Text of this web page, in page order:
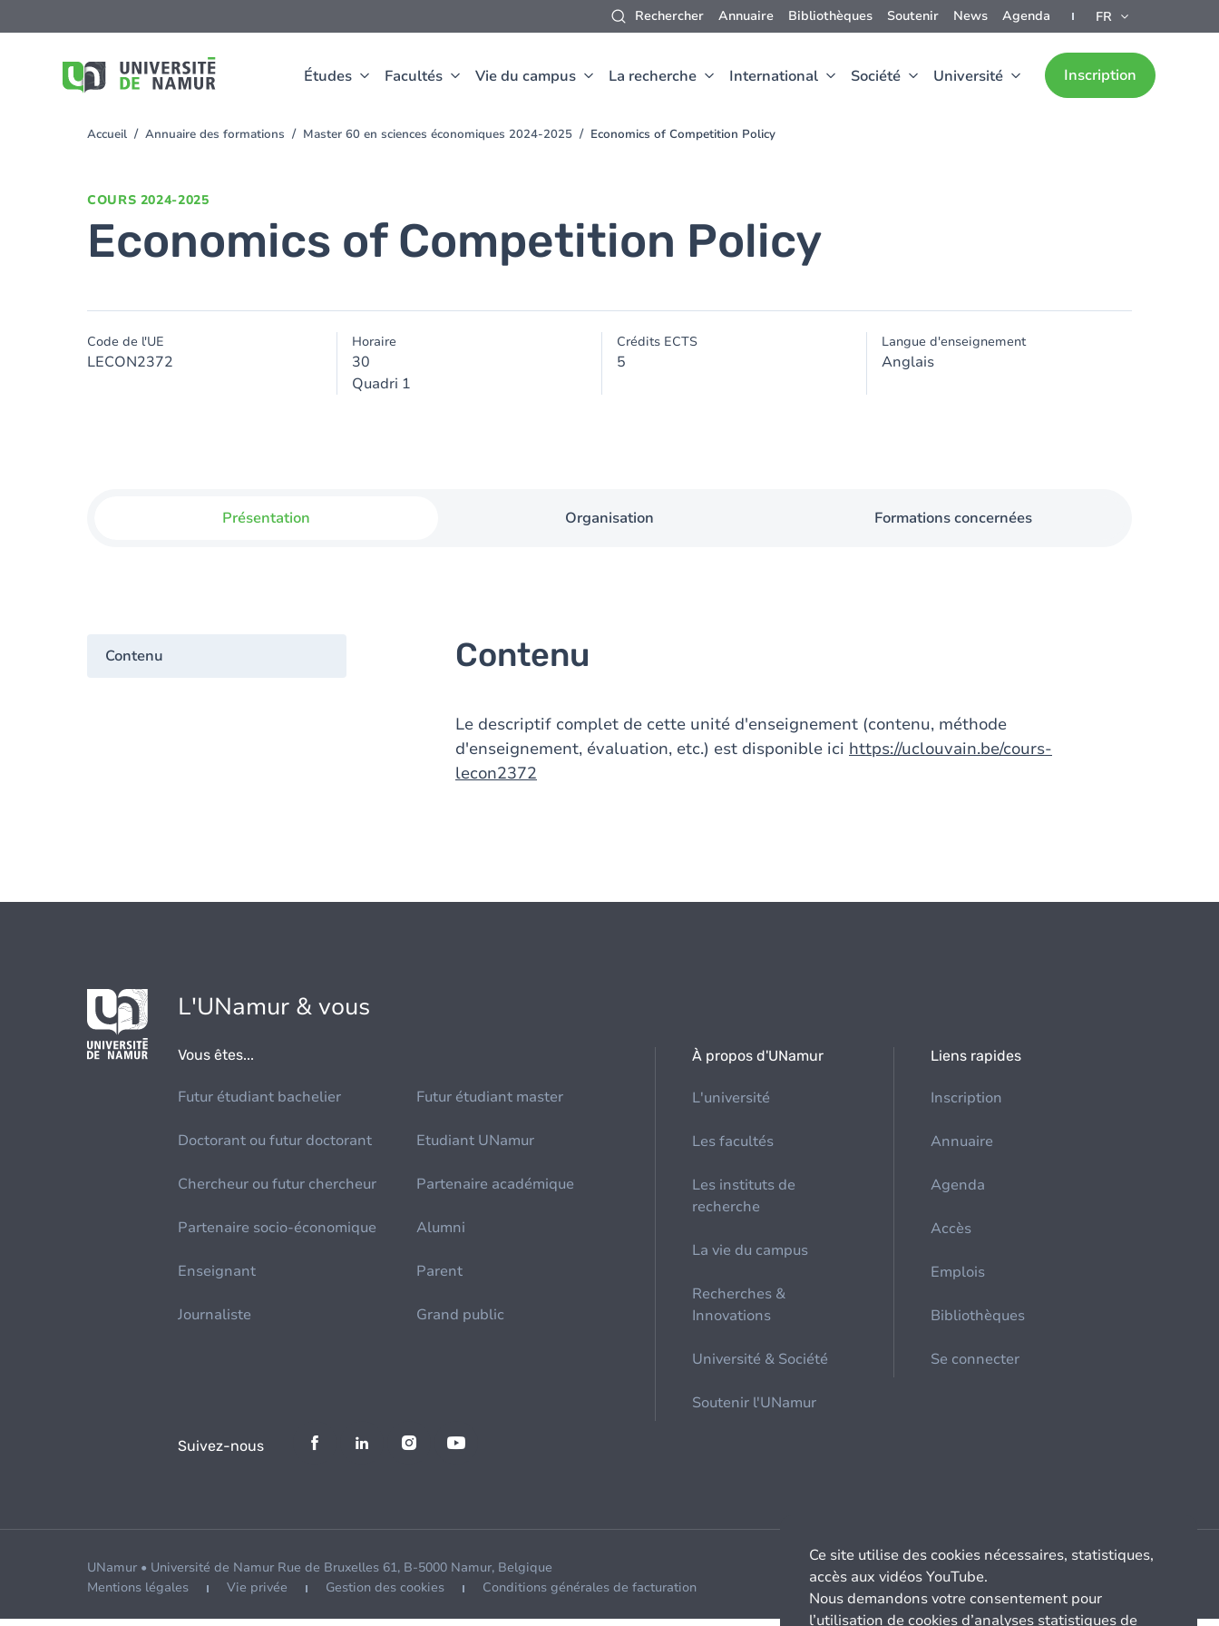
Rechercher Annuaire Bibliothèques Soutenir News Agenda FR
Études Facultés Vie du campus La recherche International Société Université Inscription
au
You
Accueil Annuaire des formations Master 60 en sciences économiques 2024-2025 Economics of Competition Policy
COURS 2024-2025
Economics of Competition Policy
Code de l'UE
LECON2372
Horaire
30
Quadri 1
Crédits ECTS
5
Langue d'enseignement
Anglais
Présentation Organisation Formations concernées
Contenu Contenu
Le descriptif complet de cette unité d'enseignement (contenu, méthode
d'enseignement, évaluation, etc.) est disponible ici https://uclouvain.be/cours-
lecon2372
L'UNamur & vous
Vous êtes...
Futur étudiant bachelier Futur étudiant master
Doctorant ou futur doctorant Etudiant UNamur
Chercheur ou futur chercheur Partenaire académique
Partenaire socio-économique Alumni
Enseignant Parent
Journaliste Grand public
À propos d'UNamur
L'université
Les facultés
Les instituts de
recherche
La vie du campus
Recherches &
Innovations
Université & Société
Soutenir l'UNamur
Liens rapides
Inscription
Annuaire
Agenda
Accès
Emplois
Bibliothèques
Se connecter
Suivez-nous
UNamur • Université de Namur Rue de Bruxelles 61, B-5000 Namur, Belgique
Mentions légales
Vie privée Gestion des cookies Conditions générales de facturation
Ce site utilise des cookies nécessaires, statistiques,
accès aux vidéos YouTube.
Nous demandons votre consentement pour
l’utilisation de cookies d’analyses statistiques de